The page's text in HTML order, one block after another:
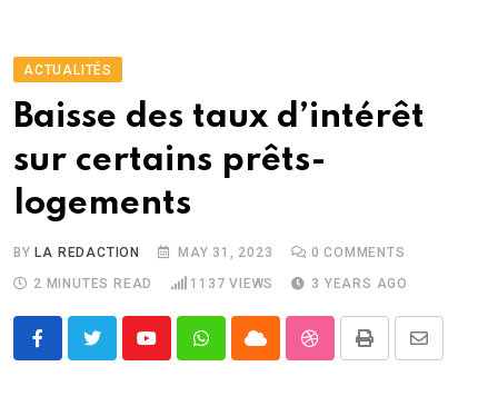
ACTUALITÉS
Baisse des taux d’intérêt
sur certains prêts-
logements
BYLA REDACTION MAY 31, 2023 0 COMMENTS
2 MINUTES READ
1137 VIEWS 3 YEARS AGO
YoutubeWhatsappCloud StumbleUpon
Print
Share